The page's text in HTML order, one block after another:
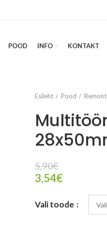
POOD INFO KONTAKT
Esileht Pood Remont
5,90€
3,54€
Vali toode